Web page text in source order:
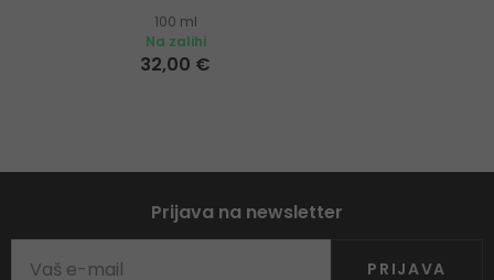
100 ml
Na zalihi
32,00 €
Prijava na newsletter
PRIJAVA